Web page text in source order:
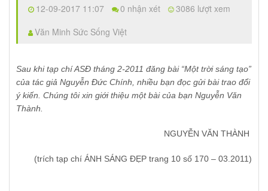
12-09-2017 11:07 0 nhận xét
3086 lượt xem
Văn Minh Sức Sống Việt
Sau khi tạp chí ASĐ tháng 2-2011 đăng bài “Một trời sáng tạo”
của tác giả Nguyễn Đức Chính, nhiều bạn đọc gửi bài trao đổi
ý kiến. Chúng tôi xin giới thiệu một bài của bạn Nguyễn Văn
Thành.
NGUYỄN VĂN THÀNH
(trích tạp chí ÁNH SÁNG ĐẸP trang 10 số 170 – 03.2011)